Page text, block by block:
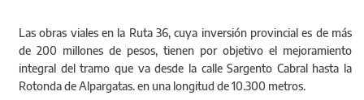
Las obras viales en la Ruta 36, cuya inversión provincial es de más
de 200 millones de pesos, tienen por objetivo el mejoramiento
integral del tramo que va desde la calle Sargento Cabral hasta la
Rotonda de Alpargatas. en una longitud de 10.300 metros.